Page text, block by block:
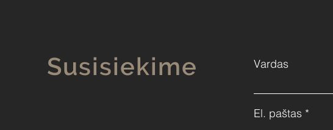
Susisiekime Vardas
El. paštas